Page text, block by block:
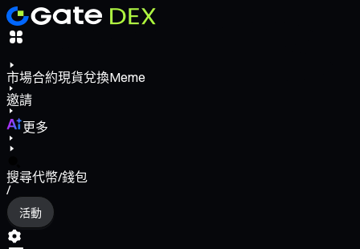
市場合約現貨兌換Meme
邀請
更多
搜尋代幣/錢包
/
活動